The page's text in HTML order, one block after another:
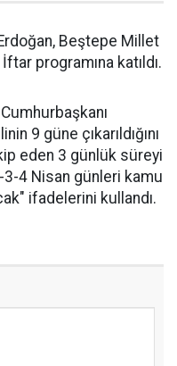
Beştepe Millet
programına katıldı.
9 güne çıkarıldığını
eden 3 günlük süreyi
3-4 Nisan günleri kamu
ifadelerini kullandı.